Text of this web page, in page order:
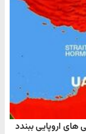
های اروپایی ببندد